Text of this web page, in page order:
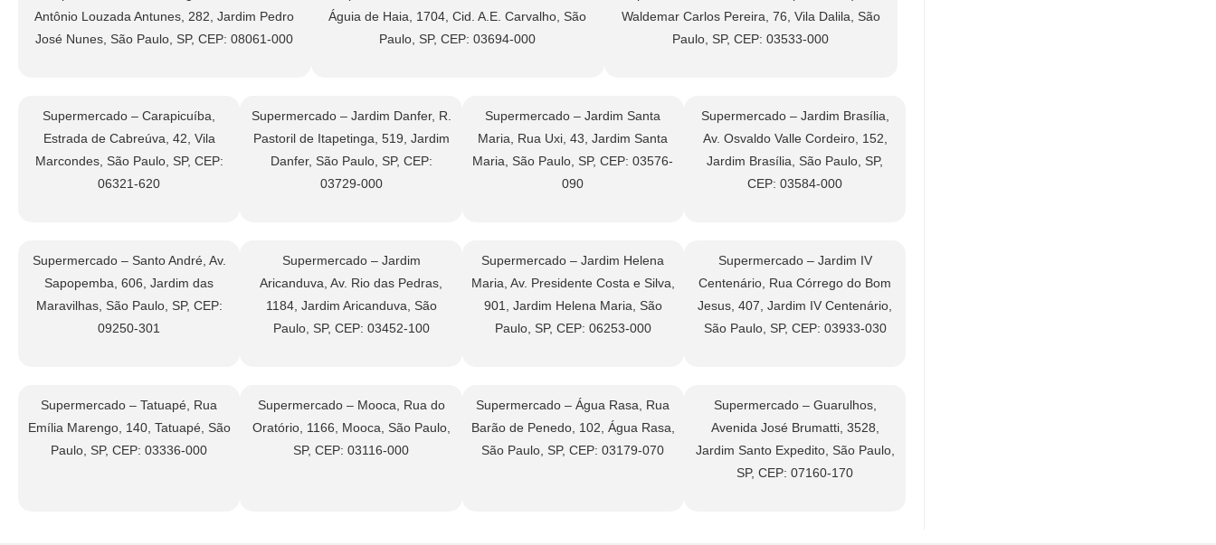
Antônio Louzada Antunes, 282, Jardim Pedro
José Nunes, São Paulo, SP, CEP: 08061-000
Águia de Haia, 1704, Cid. A.E. Carvalho, São
Paulo, SP, CEP: 03694-000
Waldemar Carlos Pereira, 76, Vila Dalila, São
Paulo, SP, CEP: 03533-000
Supermercado – Carapicuíba,
Estrada de Cabreúva, 42, Vila
Marcondes, São Paulo, SP, CEP:
06321-620
Supermercado – Jardim Danfer, R.
Pastoril de Itapetinga, 519, Jardim
Danfer, São Paulo, SP, CEP:
03729-000
Supermercado – Jardim Santa
Maria, Rua Uxi, 43, Jardim Santa
Maria, São Paulo, SP, CEP: 03576-
090
Supermercado – Jardim Brasília,
Av. Osvaldo Valle Cordeiro, 152,
Jardim Brasília, São Paulo, SP,
CEP: 03584-000
Supermercado – Santo André, Av.
Sapopemba, 606, Jardim das
Maravilhas, São Paulo, SP, CEP:
09250-301
Supermercado – Jardim
Aricanduva, Av. Rio das Pedras,
1184, Jardim Aricanduva, São
Paulo, SP, CEP: 03452-100
Supermercado – Jardim Helena
Maria, Av. Presidente Costa e Silva,
901, Jardim Helena Maria, São
Paulo, SP, CEP: 06253-000
Supermercado – Jardim IV
Centenário, Rua Córrego do Bom
Jesus, 407, Jardim IV Centenário,
São Paulo, SP, CEP: 03933-030
Supermercado – Tatuapé, Rua
Emília Marengo, 140, Tatuapé, São
Paulo, SP, CEP: 03336-000
Supermercado – Mooca, Rua do
Oratório, 1166, Mooca, São Paulo,
SP, CEP: 03116-000
Supermercado – Água Rasa, Rua
Barão de Penedo, 102, Água Rasa,
São Paulo, SP, CEP: 03179-070
Supermercado – Guarulhos,
Avenida José Brumatti, 3528,
Jardim Santo Expedito, São Paulo,
SP, CEP: 07160-170